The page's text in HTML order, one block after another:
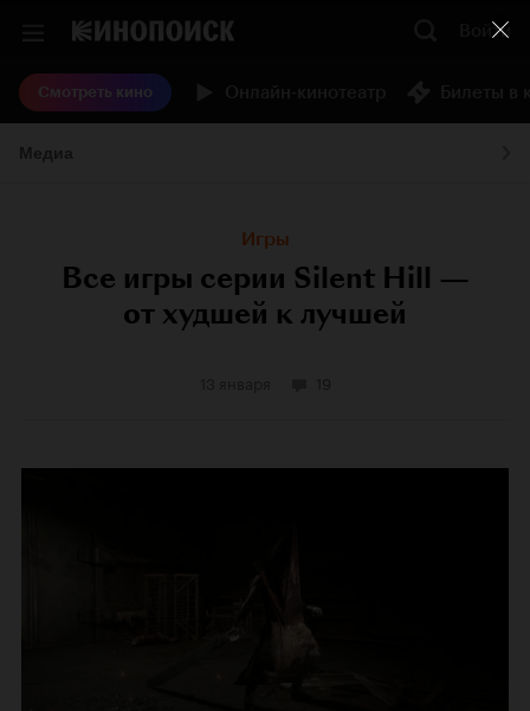
Войти
Смотреть кино
Игры
Все игры серии Silent Hill —
от худшей к лучшей